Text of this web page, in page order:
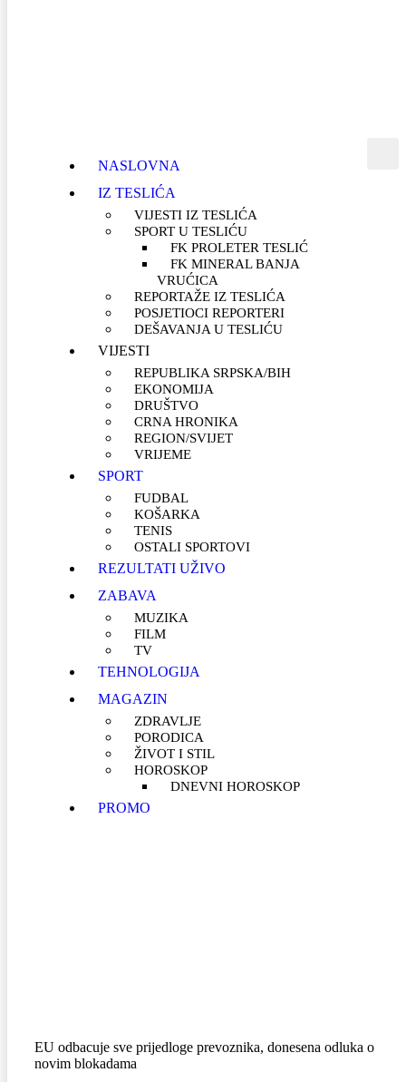
NASLOVNA
IZ TESLIĆA
VIJESTI IZ TESLIĆA
SPORT U TESLIĆU
FK PROLETER TESLIĆ
FK MINERAL BANJA
VRUĆICA
REPORTAŽE IZ TESLIĆA
POSJETIOCI REPORTERI
DEŠAVANJA U TESLIĆU
VIJESTI
REPUBLIKA SRPSKA/BIH
EKONOMIJA
DRUŠTVO
CRNA HRONIKA
REGION/SVIJET
VRIJEME
SPORT
FUDBAL
KOŠARKA
TENIS
OSTALI SPORTOVI
REZULTATI UŽIVO
ZABAVA
MUZIKA
FILM
TV
TEHNOLOGIJA
MAGAZIN
ZDRAVLJE
PORODICA
ŽIVOT I STIL
HOROSKOP
DNEVNI HOROSKOP
PROMO
EU odbacuje sve prijedloge prevoznika, donesena odluka o
novim blokadama